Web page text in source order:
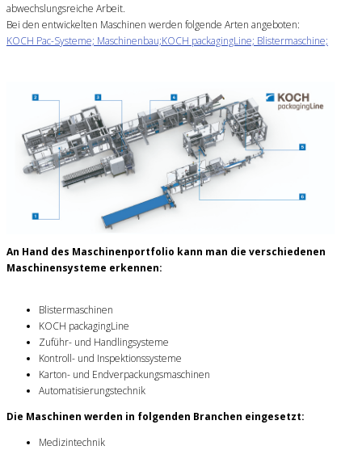
abwechslungsreiche Arbeit.
Bei den entwickelten Maschinen werden folgende Arten angeboten:
KOCH Pac-Systeme; Maschinenbau;KOCH packagingLine; Blistermaschine;
An Hand des Maschinenportfolio kann man die verschiedenen
Maschinensysteme erkennen:
Blistermaschinen
KOCH packagingLine
Zuführ- und Handlingsysteme
Kontroll- und Inspektionssysteme
Karton- und Endverpackungsmaschinen
Automatisierungstechnik
Die Maschinen werden in folgenden Branchen eingesetzt:
Medizintechnik